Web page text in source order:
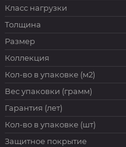
Класс нагрузки
Толщина
Размер
Коллекция
Кол-во в упаковке (м2)
Вес упаковки (грамм)
Гарантия (лет)
Кол-во в упаковке (шт)
Защитное покрытие